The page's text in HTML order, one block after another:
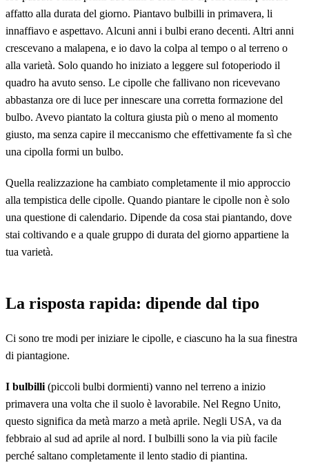
affatto alla durata del giorno. Piantavo bulbilli in primavera, li
innaffiavo e aspettavo. Alcuni anni i bulbi erano decenti. Altri anni
crescevano a malapena, e io davo la colpa al tempo o al terreno o
alla varietà. Solo quando ho iniziato a leggere sul fotoperiodo il
quadro ha avuto senso. Le cipolle che fallivano non ricevevano
abbastanza ore di luce per innescare una corretta formazione del
bulbo. Avevo piantato la coltura giusta più o meno al momento
giusto, ma senza capire il meccanismo che effettivamente fa sì che
una cipolla formi un bulbo.
Quella realizzazione ha cambiato completamente il mio approccio
alla tempistica delle cipolle. Quando piantare le cipolle non è solo
una questione di calendario. Dipende da cosa stai piantando, dove
stai coltivando e a quale gruppo di durata del giorno appartiene la
tua varietà.
La risposta rapida: dipende dal tipo
Ci sono tre modi per iniziare le cipolle, e ciascuno ha la sua finestra
di piantagione.
I bulbilli (piccoli bulbi dormienti) vanno nel terreno a inizio
primavera una volta che il suolo è lavorabile. Nel Regno Unito,
questo significa da metà marzo a metà aprile. Negli USA, va da
febbraio al sud ad aprile al nord. I bulbilli sono la via più facile
perché saltano completamente il lento stadio di piantina.